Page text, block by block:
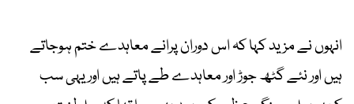
انہوں نے مزید کہا کہ اس دوران پرانے معاہدے ختم ہوجاتے
ہیں اور نئے گٹھ جوڑ اور معاہدے طے پاتے ہیں اور یہی سب